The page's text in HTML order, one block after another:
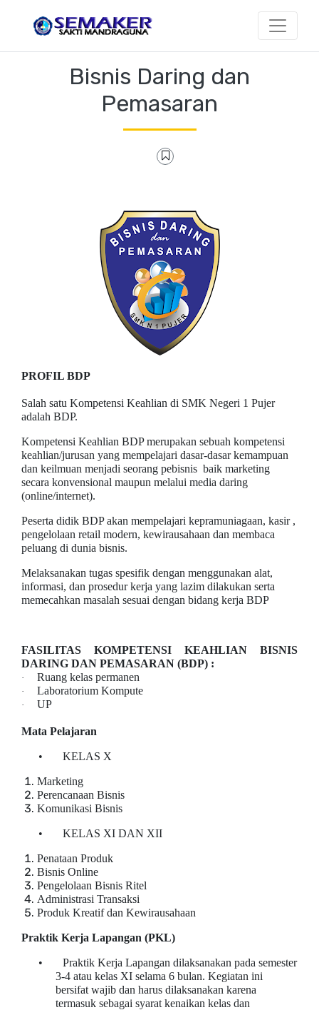
Bisnis Daring dan
Pemasaran
PROFIL BDP
Salah satu Kompetensi Keahlian di SMK Negeri 1 Pujer
adalah BDP.
Kompetensi Keahlian BDP merupakan sebuah kompetensi
keahlian/jurusan yang mempelajari dasar-dasar kemampuan
dan keilmuan menjadi seorang pebisnis baik marketing
secara konvensional maupun melalui media daring
(online/internet).
Peserta didik BDP akan mempelajari kepramuniagaan, kasir ,
pengelolaan retail modern, kewirausahaan dan membaca
peluang di dunia bisnis.
Melaksanakan tugas spesifik dengan menggunakan alat,
informasi, dan prosedur kerja yang lazim dilakukan serta
memecahkan masalah sesuai dengan bidang kerja BDP
FASILITAS KOMPETENSI KEAHLIAN BISNIS
DARING DAN PEMASARAN (BDP) :
· Ruang kelas permanen
· Laboratorium Kompute
· UP
Mata Pelajaran
• KELAS X
Marketing
Perencanaan Bisnis
Komunikasi Bisnis
• KELAS XI DAN XII
Penataan Produk
Bisnis Online
Pengelolaan Bisnis Ritel
Administrasi Transaksi
Produk Kreatif dan Kewirausahaan
Praktik Kerja Lapangan (PKL)
• Praktik Kerja Lapangan dilaksanakan pada semester
3-4 atau kelas XI selama 6 bulan. Kegiatan ini
bersifat wajib dan harus dilaksanakan karena
termasuk sebagai syarat kenaikan kelas dan